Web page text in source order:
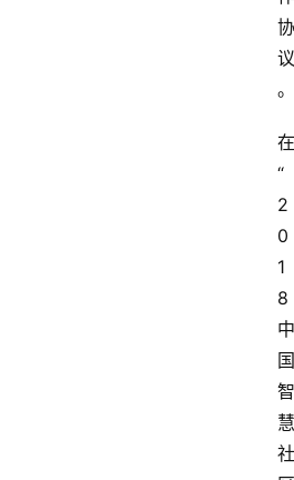
协
议
。
在
“
2
0
1
8
中
国
智
慧
社